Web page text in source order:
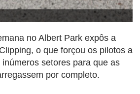
no Albert Park expôs a
o que forçou os pilotos a
setores para que as
por completo.